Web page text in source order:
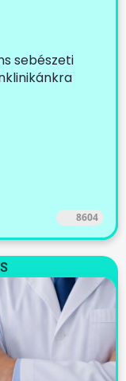
sebészeti
8604